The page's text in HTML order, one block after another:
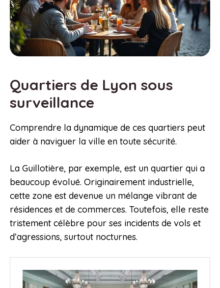
Quartiers de Lyon sous
surveillance
Comprendre la dynamique de ces quartiers peut
aider à naviguer la ville en toute sécurité.
La Guillotière, par exemple, est un quartier qui a
beaucoup évolué. Originairement industrielle,
cette zone est devenue un mélange vibrant de
résidences et de commerces. Toutefois, elle reste
tristement célèbre pour ses incidents de vols et
d’agressions, surtout nocturnes.